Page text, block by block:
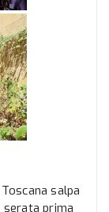
salpa
prima